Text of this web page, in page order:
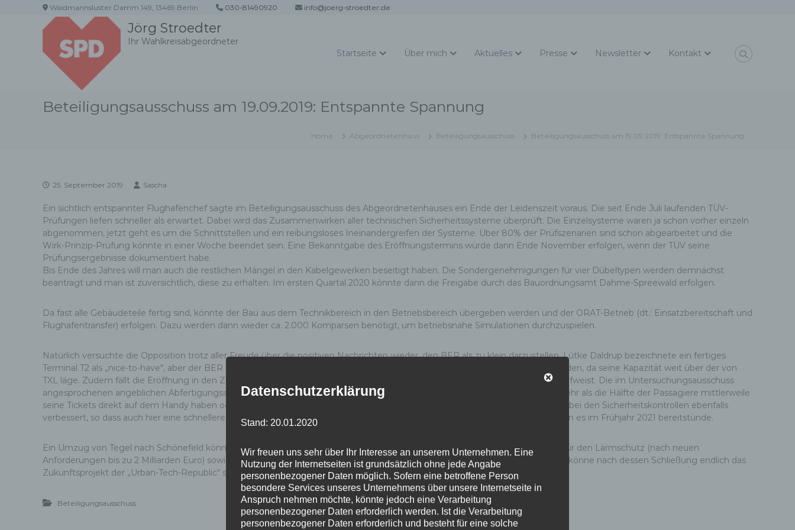
Waidmannsluster Damm 149, 13469 Berlin 030-81490920 info@joerg-stroedter.de
Jörg Stroedter
Ihr Wahlkreisabgeordneter
Startseite
Über mich Aktuelles Presse Newsletter Kontakt
Beteiligungsausschuss am 19.09.2019: Entspannte Spannung
Home Abgeordnetenhaus Beteiligungsausschuss Beteiligungsausschuss am 19.09.2019: Entspannte Spannung
25. September 2019 Sascha
Ein sichtlich entspannter Flughafenchef sagte im Beteiligungsausschuss des Abgeordnetenhauses ein Ende der Leidenszeit voraus. Die seit Ende Juli laufenden TÜV-
Prüfungen liefen schneller als erwartet. Dabei wird das Zusammenwirken aller technischen Sicherheitssysteme überprüft. Die Einzelsysteme waren ja schon vorher einzeln
abgenommen, jetzt geht es um die Schnittstellen und ein reibungsloses Ineinandergreifen der Systeme. Über 80% der Prüfszenarien sind schon abgearbeitet und die
Wirk-Prinzip-Prüfung könnte in einer Woche beendet sein. Eine Bekanntgabe des Eröffnungstermins würde dann Ende November erfolgen, wenn der TÜV seine
Prüfungsergebnisse dokumentiert habe.
Bis Ende des Jahres will man auch die restlichen Mängel in den Kabelgewerken beseitigt haben. Die Sondergenehmigungen für vier Dübeltypen werden demnächst
beantragt und man ist zuversichtlich, diese zu erhalten. Im ersten Quartal 2020 könnte dann die Freigabe durch das Bauordnungsamt Dahme-Spreewald erfolgen.
Da fast alle Gebäudeteile fertig sind, könnte der Bau aus dem Technikbereich in den Betriebsbereich übergeben werden und der ORAT-Betrieb (dt.: Einsatzbereitschaft und
Flughafentransfer) erfolgen. Dazu werden dann wieder ca. 2.000 Komparsen benötigt, um betriebsnahe Simulationen durchzuspielen.
Natürlich versuchte die Opposition trotz aller Freude über die positiven Nachrichten wieder, den BER als zu klein darzustellen. Lütke Daldrup bezeichnete ein fertiges
Terminal T2 als „nice-to-have“, aber der BER könne auch ohne das neue Terminal 2 ans Netz gehen und Tegel geschlossen werden, da seine Kapazität weit über der von
TXL läge. Zudem fällt die Eröffnung in den Zeitraum des Winterflugplans, der bis zu einem Drittel weniger Flugbewegungen aufweist. Die im Untersuchungsausschuss
angesprochenen angeblichen Abfertigungsstaus wegen zu geringer Anzahl von Schaltern sieht der Flughafenchef nicht, da mehr als die Hälfte der Passagiere mittlerweile
seine Tickets direkt auf dem Handy haben oder sich die Tickets aus dem Internet ausdrucken. Außerdem habe sich die Technik bei den Sicherheitskontrollen ebenfalls
verbessert, so dass auch hier eine schnellere Abfertigung erfolgt. Man brauche das T2 also nicht sofort, aber es wäre schön, wenn es im Frühjahr 2021 bereitstünde.
Ein Umzug von Tegel nach Schönefeld könne dann in zwei bis drei Schüben erfolgen. Abgesehen von den immensen Kosten für den Lärmschutz (nach neuen
Anforderungen bis zu 2 Milliarden Euro) sowie 1 Milliarde Euro für Instandsetzung bei einem Weiterbetrieb des Flughafen Tegel könne nach dessen Schließung endlich das
Zukunftsprojekt der „Urban-Tech-Republic“ starten und für einen Innovationsschub für Berlin sorgen.
Beteiligungsausschuss
Datenschutzerklärung
Stand: 20.01.2020
Wir freuen uns sehr über Ihr Interesse an unserem Unternehmen. Eine
Nutzung der Internetseiten ist grundsätzlich ohne jede Angabe
personenbezogener Daten möglich. Sofern eine betroffene Person
besondere Services unseres Unternehmens über unsere Internetseite in
Anspruch nehmen möchte, könnte jedoch eine Verarbeitung
personenbezogener Daten erforderlich werden. Ist die Verarbeitung
personenbezogener Daten erforderlich und besteht für eine solche